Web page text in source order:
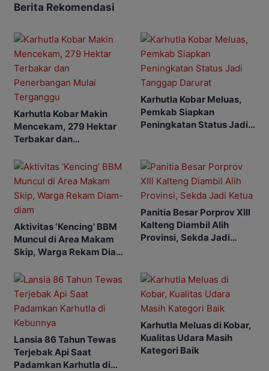
Berita Rekomendasi
Karhutla Kobar Makin
Mencekam, 279 Hektar
Terbakar dan
Terganggu
Karhutla Kobar Meluas,
Pemkab Siapkan
Peningkatan Status Jadi
Aktivitas ‘Kencing’ BBM
Muncul di Area Makam
Skip, Warga Rekam Diam-
Panitia Besar Porprov Xlll
Kalteng Diambil Alih
Provinsi, Sekda Jadi
Lansia 86 Tahun Tewas
Terjebak Api Saat
Padamkan Karhutla di
Karhutla Meluas di Kobar,
Kualitas Udara Masih
Kategori Baik